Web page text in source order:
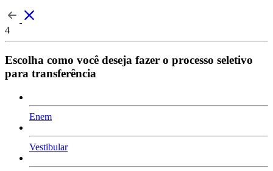
4
Escolha como você deseja fazer o processo seletivo
para transferência
Enem
Vestibular